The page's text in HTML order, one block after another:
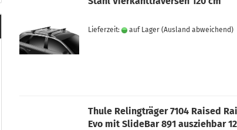
mit
Reling
Lieferzeit: auf Lager (Ausland abweichend)
Thule Relingträger 7104 Raised
Evo mit SlideBar 891 ausziehbar